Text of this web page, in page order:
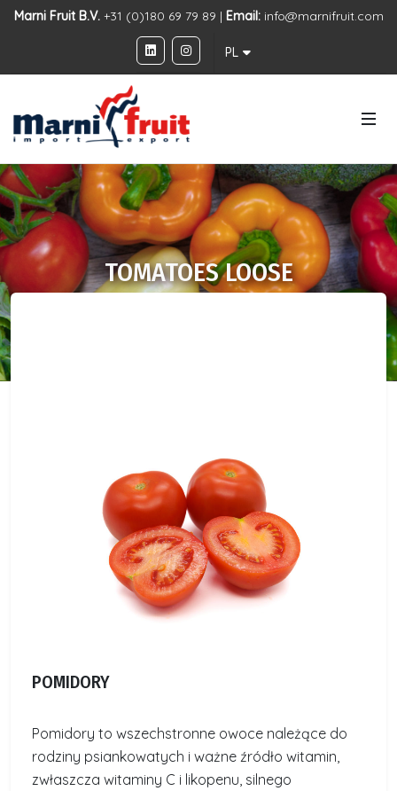
Marni Fruit B.V.+31 (0)180 69 79 89 | Email: info@marnifruit.com
PL
TOMATOES LOOSE
POMIDORY
Pomidory to wszechstronne owoce należące do
rodziny psiankowatych i ważne źródło witamin,
zwłaszcza witaminy C i likopenu, silnego